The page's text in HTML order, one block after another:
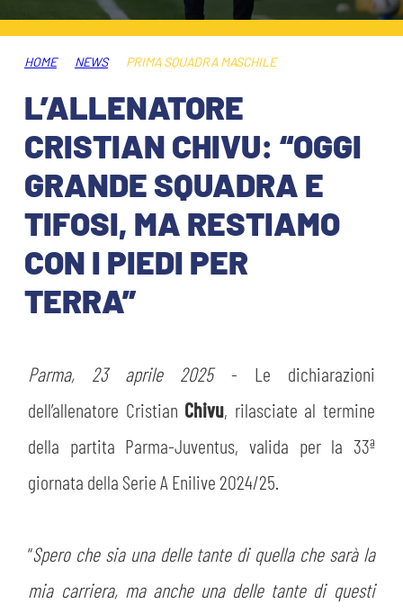
HOSPITALITY
MUSEUM CLUB EXPERIENCE
BIGLIETTI
ABBONAMENTI
INFO BIGLIETTI
TARDINI CARD
INFORMAZIONI ACCREDITI
TRASFERTE
SHOP
ESPORTS
IL CLUB
ORGANIGRAMMA
STORIA
MUTTI TRAINING CENTER
STORE
MUSEO
LAVORA CON NOI
FLASH NEWS
MEDIA
LEGENDS
HOME NEWS PRIMA SQUADRA MASCHILE
L’ALLENATORE
CRISTIAN CHIVU: “OGGI
GRANDE SQUADRA E
TIFOSI, MA RESTIAMO
CON I PIEDI PER
TERRA”
Parma, 23 aprile 2025- Le dichiarazioni
dell’allenatore Cristian Chivu, rilasciate al termine
della partita Parma-Juventus, valida per la 33ª
giornata della Serie A Enilive 2024/25.
“Spero che sia una delle tante di quella che sarà la
mia carriera, ma anche una delle tante di questi